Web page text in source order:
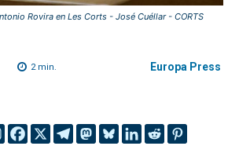
Rovira en Les Corts - José Cuéllar - CORTS
2min. Europa Press